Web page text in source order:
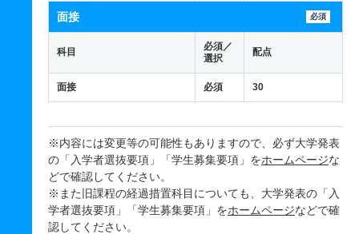
面接 必須
科目
必須／
選択
配点
面接 必須 30
※内容には変更等の可能性もありますので、必ず大学発表
の「入学者選抜要項」「学生募集要項」をホームページな
どで確認してください。
※また旧課程の経過措置科目についても、大学発表の「入
学者選抜要項」「学生募集要項」をホームページなどで確
認してください。